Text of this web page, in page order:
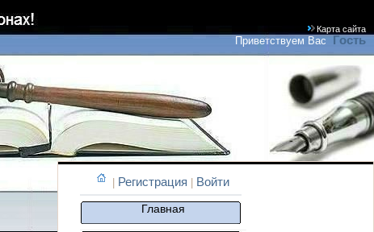
Карта сайта
Приветствуем Вас Гость
Регистрация Войти
Главная